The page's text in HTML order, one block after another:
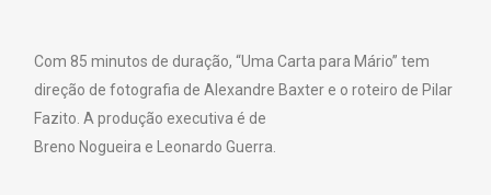
Com 85 minutos de duração, “Uma Carta para Mário” tem
direção de fotografia de Alexandre Baxter e o roteiro de Pilar
Fazito. A produção executiva é de
Breno Nogueira e Leonardo Guerra.